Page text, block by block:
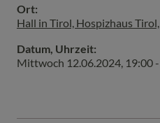
Ort:
Hall in Tirol, Hospizhaus
Datum, Uhrzeit:
Mittwoch 12.06.2024, 19:00